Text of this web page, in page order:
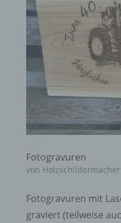
Fotogravuren
von Holzschildermacher
Fotogravuren mit
graviert (teilweise